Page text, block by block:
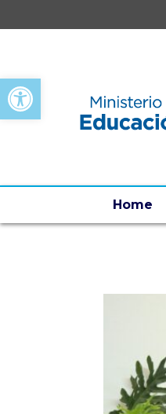
Open toolbar
Home